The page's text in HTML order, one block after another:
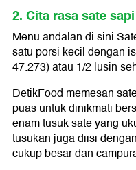
2. Cita rasa sate
Menu andalan di sini
satu porsi kecil dengan
47.273) atau 1/2 lusin
DetikFood memesan
puas untuk dinikmati
enam tusuk sate yang
tusukan juga diisi
cukup besar dan